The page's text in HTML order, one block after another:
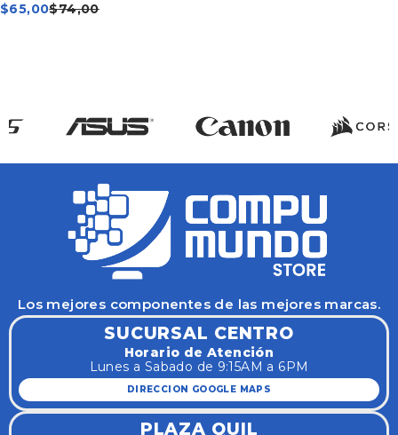
$74,00
$65,00
Los mejores componentes de las mejores marcas.
SUCURSAL CENTRO
Horario de Atención
Lunes a Sabado de 9:15AM a 6PM
DIRECCION GOOGLE MAPS
PLAZA QUIL